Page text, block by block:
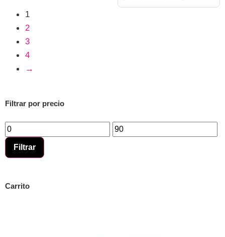
Filtrar por precio
Filtrar
Carrito
1
2
3
4
→